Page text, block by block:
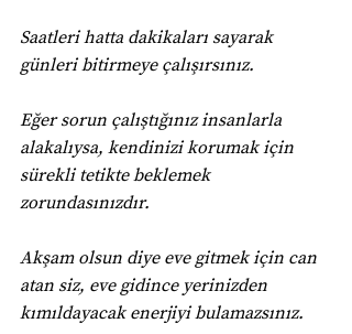
Saatleri hatta dakikaları sayarak
günleri bitirmeye çalışırsınız.
Eğer sorun çalıştığınız insanlarla
alakalıysa, kendinizi korumak için
sürekli tetikte beklemek
zorundasınızdır.
Akşam olsun diye eve gitmek için can
atan siz, eve gidince yerinizden
kımıldayacak enerjiyi bulamazsınız.